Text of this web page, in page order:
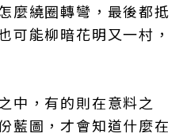
麼繞圈轉彎，最後都抵
可能柳暗花明又一村，
中，有的則在意料之
藍圖，才會知道什麼在